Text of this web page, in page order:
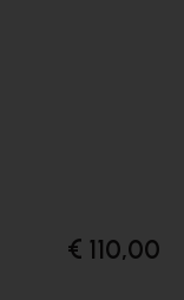
€ 110,00